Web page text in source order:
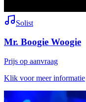
Solist
Mr. Boogie Woogie
Prijs op aanvraag
Klik voor meer informatie